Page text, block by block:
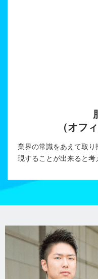
（オフ
業界の常識をあえて取
現することが出来ると考